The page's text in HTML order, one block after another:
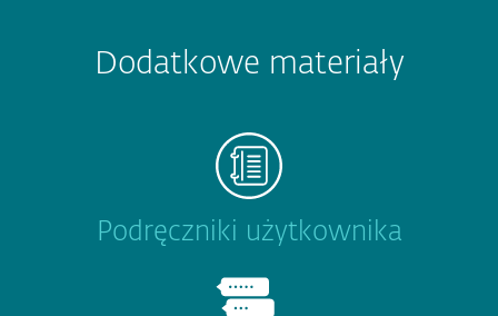
Dodatkowe materiały
Podręczniki użytkownika